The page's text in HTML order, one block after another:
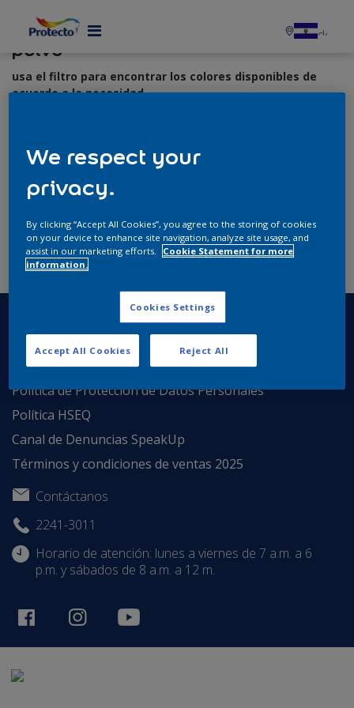
Color para productos de pintura en
polvo
usa el filtro para encontrar los colores disponibles de
acuerdo a la necesidad
Información Del Color
Código
Otros Productos Similares
Enlaces de Interés
Política de Protección de Datos Personales
Política HSEQ
Canal de Denuncias SpeakUp
Términos y condiciones de ventas 2025
Contáctanos
2241-3011
Horario de atención: lunes a viernes de 7 a.m. a 6
p.m. y sábados de 8 a.m. a 12 m.
We respect your
privacy.
By clicking “Accept All Cookies”, you agree to the storing of cookies
on your device to enhance site navigation, analyze site usage, and
assist in our marketing efforts.
Cookie Statement for more
information.
Cookies Settings
Reject All
Accept All Cookies